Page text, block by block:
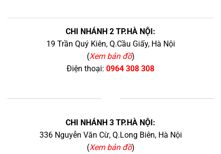
CHI NHÁNH 2 TP.HÀ NỘI:
19 Trần Quý Kiên, Q.Cầu Giấy, Hà Nội
(Xem bản đồ)
Điện thoại: 0964 308 308
CHI NHÁNH 3 TP.HÀ NỘI:
336 Nguyễn Văn Cừ, Q.Long Biên, Hà Nội
(Xem bản đồ)